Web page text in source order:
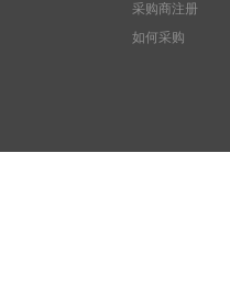
采购商注册
如何采购